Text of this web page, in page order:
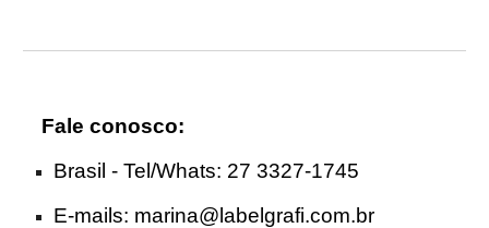
Fale conosco:
Brasil - Tel/Whats: 27 3327-1745
E-mails: marina@labelgrafi.com.br